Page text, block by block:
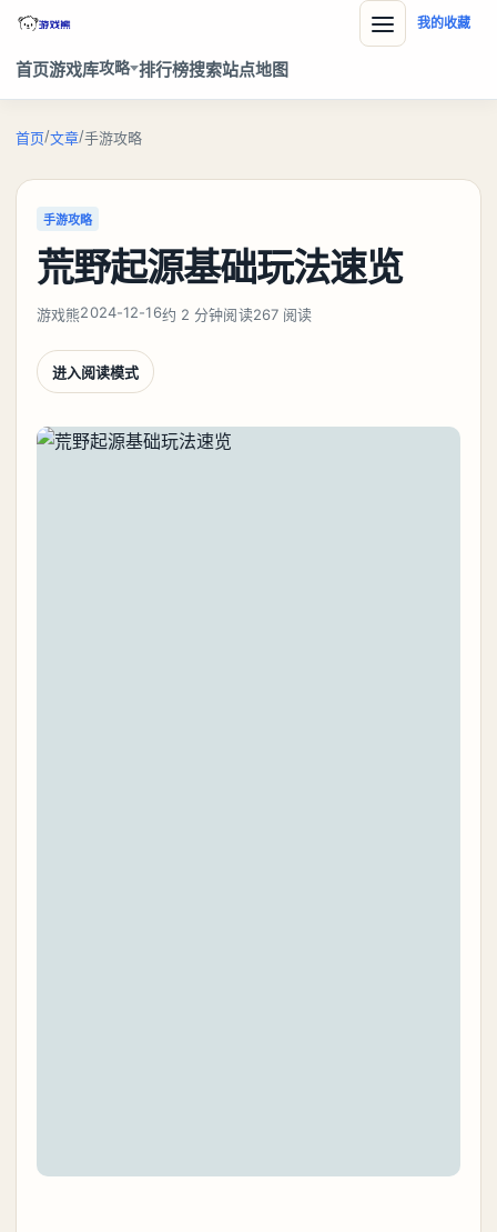
首页游戏库攻略 排行榜搜索站点地图
我的收藏
首页/文章/手游攻略
手游攻略
荒野起源基础玩法速览
游戏熊2024-12-16约 2 分钟阅读267 阅读
进入阅读模式